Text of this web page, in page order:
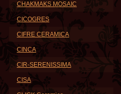
CHAKMAKS MOSAIC
CICOGRES
CIFRE CERAMICA
CINCA
CIR-SERENISSIMA
CISA